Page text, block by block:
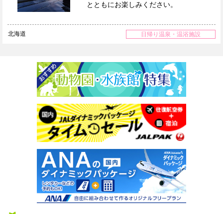
とともにお楽しみください。
北海道 日帰り温泉・温浴施設